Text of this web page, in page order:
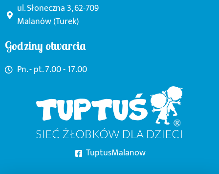
ul. Słoneczna 3, 62-709
Malanów (Turek)
Godziny otwarcia
Pn. - pt. 7.00 - 17.00
TuptusMalanow